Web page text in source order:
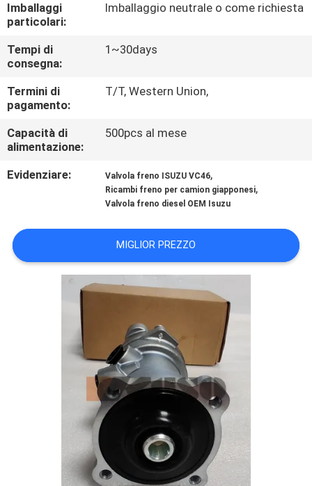
CONTATTICI
NOTIZIE
RICHIEDA
UNA
CITAZIONE
DEL
SITO
PRIVACY
Imballaggi
particolari:
Imballaggio neutrale o come richiesta
Tempi di
consegna:
1~30days
Termini di
pagamento:
T/T, Western Union,
Capacità di
alimentazione:
500pcs al mese
Evidenziare: Valvola freno ISUZU VC46,
Ricambi freno per camion giapponesi,
Valvola freno diesel OEM Isuzu
MIGLIOR PREZZO